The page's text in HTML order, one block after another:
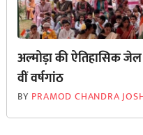
अल्मोड़ा की ऐतिहासिक
वीं वर्षगांठ
BY PRAMOD CHANDRA